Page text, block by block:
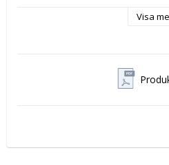
Dess hållbarhet uppskattas till
Visa